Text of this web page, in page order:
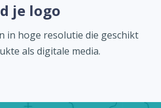
je logo
in hoge resolutie die geschikt
als digitale media.